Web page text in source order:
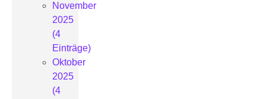
November
2025
(4
Einträge)
Oktober
2025
(4